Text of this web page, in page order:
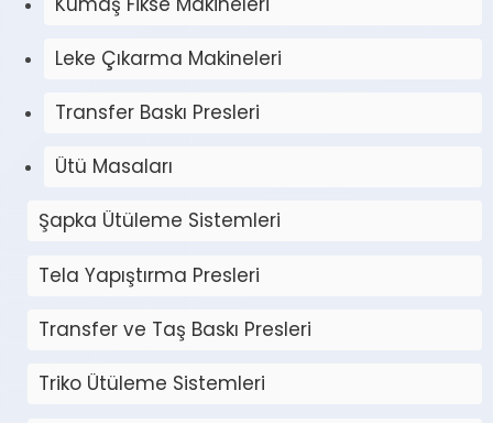
Leke Çıkarma Makineleri
Transfer Baskı Presleri
Ütü Masaları
Şapka Ütüleme Sistemleri
Tela Yapıştırma Presleri
Transfer ve Taş Baskı Presleri
Triko Ütüleme Sistemleri